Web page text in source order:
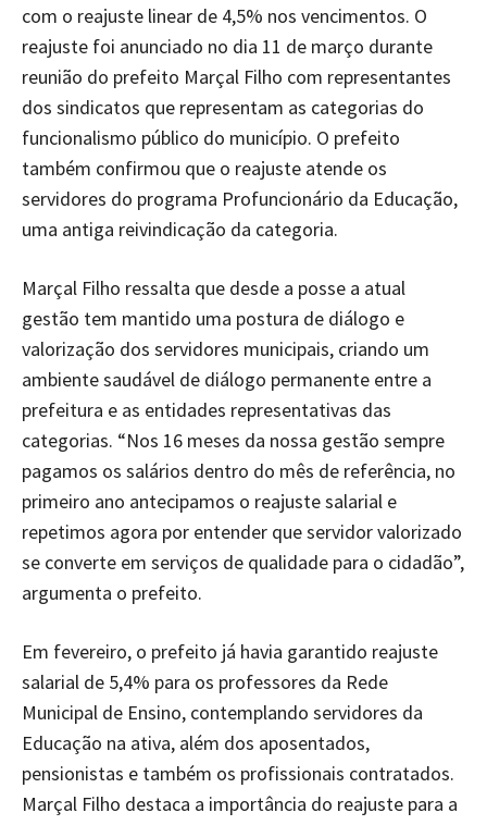
com o reajuste linear de 4,5% nos vencimentos. O
reajuste foi anunciado no dia 11 de março durante
reunião do prefeito Marçal Filho com representantes
dos sindicatos que representam as categorias do
funcionalismo público do município. O prefeito
também confirmou que o reajuste atende os
servidores do programa Profuncionário da Educação,
uma antiga reivindicação da categoria.
Marçal Filho ressalta que desde a posse a atual
gestão tem mantido uma postura de diálogo e
valorização dos servidores municipais, criando um
ambiente saudável de diálogo permanente entre a
prefeitura e as entidades representativas das
categorias. “Nos 16 meses da nossa gestão sempre
pagamos os salários dentro do mês de referência, no
primeiro ano antecipamos o reajuste salarial e
repetimos agora por entender que servidor valorizado
se converte em serviços de qualidade para o cidadão”,
argumenta o prefeito.
Em fevereiro, o prefeito já havia garantido reajuste
salarial de 5,4% para os professores da Rede
Municipal de Ensino, contemplando servidores da
Educação na ativa, além dos aposentados,
pensionistas e também os profissionais contratados.
Marçal Filho destaca a importância do reajuste para a